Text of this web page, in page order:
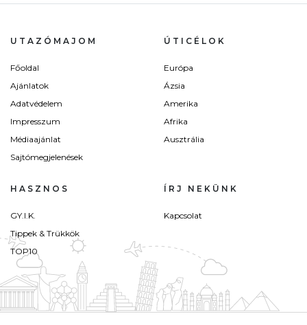
UTAZÓMAJOM
Főoldal
Ajánlatok
Adatvédelem
Impresszum
Médiaajánlat
Sajtómegjelenések
ÚTICÉLOK
Európa
Ázsia
Amerika
Afrika
Ausztrália
HASZNOS
GY.I.K.
Tippek & Trükkök
TOP10
ÍRJ NEKÜNK
Kapcsolat